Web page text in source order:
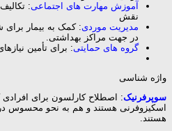
آموزش مهارت های اجتماعی:
نقش
مدیریت موردی: کمک به بیمار
در جهت مراکز بهداشتی.
گروه های حمایتی: برای تأمین
واژه شناسی
سوپرفرنیک: اصطلاح کارلسون برای افرادی
اسکیزوفرنی هستند و هم به نحو محسوس
هستند.